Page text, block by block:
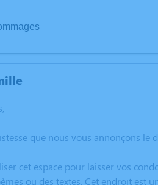
que nous vous annonçons
cet espace pour laisser vos
ou des textes. Cet endroit est